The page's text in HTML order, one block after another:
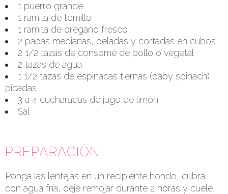
1 puerro grande
1 ramita de tomillo
1 ramita de orégano fresco
2 papas medianas, peladas y cortadas en cubos
2 1/2 tazas de consomé de pollo o vegetal
2 tazas de agua
1 1/2 tazas de espinacas tiernas (baby spinach),
picadas
3 a 4 cucharadas de jugo de limón
Sal
PREPARACIÓN
Ponga las lentejas en un recipiente hondo, cubra
con agua fría, deje remojar durante 2 horas y cuele.